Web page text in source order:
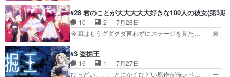
を笑わせようとする姿も冬月… 3話までは主人公
がどうでもいいことでずっ… 花火購入に浅草へ…
行き当たりばったり訪問…
の存在で揺らぐ14クラス約束された死… ミミの
秘密をあっさり受け入れたのは拍子抜… 蘇生魔法
って下衆い国なら進退窮まったら手… 蘇生魔法ヤ
バイけどミミいなかったら詰んで… アニメオタク
うございました！アリとセイ… ごめん、そういう
話がしたい作品じゃないの… 第４話感想：その口
止め効果あるかな？ミミ…
#28 君のことが大大大大大好きな100人の彼女(第3期)
10 2
7月28日
今回はもうグダグダ言わずにステージを見た… 君
カノ版ラブライブ！？こういうのは人… 俺、みん
なのレッスン動画をDVDが焼きき… アナウンス
役で出演いたしましたみんなのア… 恋太郎ファミ
#3 盗掘王
16 1
7月27日
ひっどい、、、とにかくひどい原作が俺レベ… 一